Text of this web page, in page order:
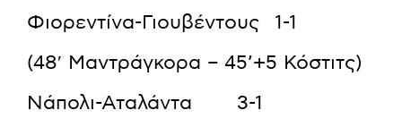
Φιορεντίνα-Γιουβέντους 1-1
(48′ Μαντράγκορα – 45’+5 Κόστιτς)
Νάπολι-Αταλάντα 3-1